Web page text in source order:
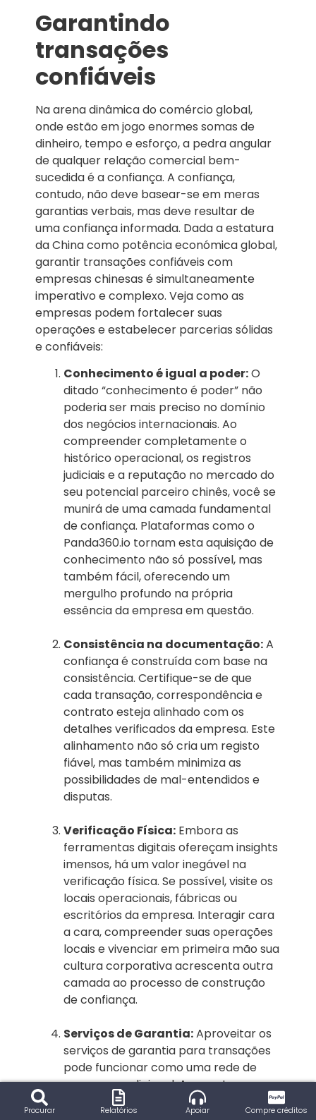
Garantindo
transações
confiáveis
Na arena dinâmica do comércio global,
onde estão em jogo enormes somas de
dinheiro, tempo e esforço, a pedra angular
de qualquer relação comercial bem-
sucedida é a confiança. A confiança,
contudo, não deve basear-se em meras
garantias verbais, mas deve resultar de
uma confiança informada. Dada a estatura
da China como potência económica global,
garantir transações confiáveis com
empresas chinesas é simultaneamente
imperativo e complexo. Veja como as
empresas podem fortalecer suas
operações e estabelecer parcerias sólidas
e confiáveis:
Conhecimento é igual a poder:O
ditado “conhecimento é poder” não
poderia ser mais preciso no domínio
dos negócios internacionais. Ao
compreender completamente o
histórico operacional, os registros
judiciais e a reputação no mercado do
seu potencial parceiro chinês, você se
munirá de uma camada fundamental
de confiança. Plataformas como o
Panda360.io tornam esta aquisição de
conhecimento não só possível, mas
também fácil, oferecendo um
mergulho profundo na própria
essência da empresa em questão.
Consistência na documentação:A
confiança é construída com base na
consistência. Certifique-se de que
cada transação, correspondência e
contrato esteja alinhado com os
detalhes verificados da empresa. Este
alinhamento não só cria um registo
fiável, mas também minimiza as
possibilidades de mal-entendidos e
disputas.
Verificação Física: Embora as
ferramentas digitais ofereçam insights
imensos, há um valor inegável na
verificação física. Se possível, visite os
locais operacionais, fábricas ou
escritórios da empresa. Interagir cara
a cara, compreender suas operações
locais e vivenciar em primeira mão sua
cultura corporativa acrescenta outra
camada ao processo de construção
de confiança.
Serviços de Garantia:Aproveitar os
serviços de garantia para transações
pode funcionar como uma rede de
segurança adicional. Ao manter o
pagamento em confiança até que os
Procurar Relatórios Apoiar Compre créditos